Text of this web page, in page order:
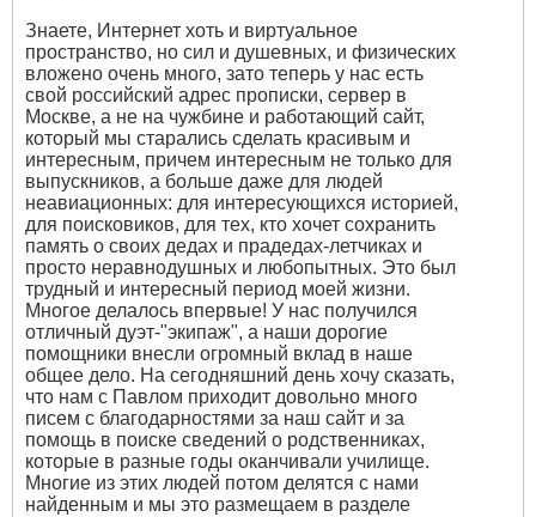
Знаете, Интернет хоть и виртуальное
пространство, но сил и душевных, и физических
вложено очень много, зато теперь у нас есть
свой российский адрес прописки, сервер в
Москве, а не на чужбине и работающий сайт,
который мы старались сделать красивым и
интересным, причем интересным не только для
выпускников, а больше даже для людей
неавиационных: для интересующихся историей,
для поисковиков, для тех, кто хочет сохранить
память о своих дедах и прадедах-летчиках и
просто неравнодушных и любопытных. Это был
трудный и интересный период моей жизни.
Многое делалось впервые! У нас получился
отличный дуэт-"экипаж", а наши дорогие
помощники внесли огромный вклад в наше
общее дело. На сегодняшний день хочу сказать,
что нам с Павлом приходит довольно много
писем с благодарностями за наш сайт и за
помощь в поиске сведений о родственниках,
которые в разные годы оканчивали училище.
Многие из этих людей потом делятся с нами
найденным и мы это размещаем в разделе